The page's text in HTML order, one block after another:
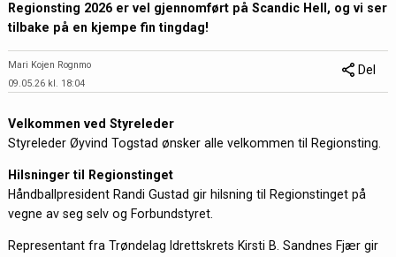
Regionsting 2026 er vel gjennomført på Scandic Hell, og vi ser
tilbake på en kjempe fin tingdag!
Mari Kojen Rognmo
09.05.26 kl. 18:04
Del
Velkommen ved Styreleder
Styreleder Øyvind Togstad ønsker alle velkommen til Regionsting.
Hilsninger til Regionstinget
Håndballpresident Randi Gustad gir hilsning til Regionstinget på
vegne av seg selv og Forbundstyret.
Representant fra Trøndelag Idrettskrets Kirsti B. Sandnes Fjær gir